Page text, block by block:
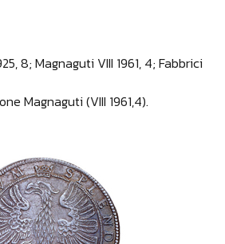
8; Magnaguti VIII 1961, 4; Fabbrici
Magnaguti (VIII 1961,4).